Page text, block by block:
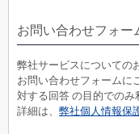
お問い合わせフォー
弊社サービスについての
お問い合わせフォームに
対する回答 の目的でのみ
詳細は、 弊社個人情報保